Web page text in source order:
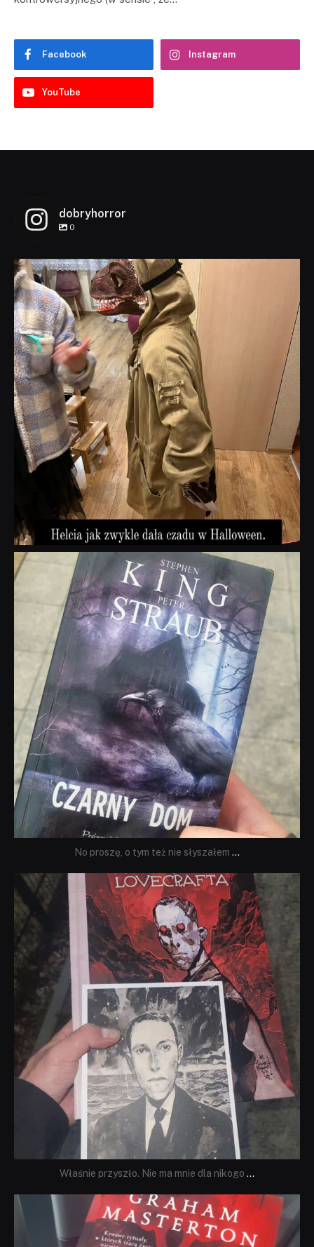
Facebook Instagram
YouTube
dobryhorror
0
dobryhorror
Lis 1
dobryhorror
Wrz 23
No proszę, o tym też nie słyszałem ...
dobryhorror
Wrz 19
Właśnie przyszło. Nie ma mnie dla nikogo ...
dobryhorror
Sie 23